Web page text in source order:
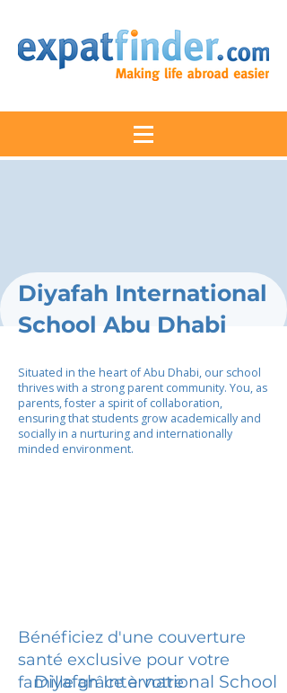
Diyafah International
School Abu Dhabi
Situated in the heart of Abu Dhabi, our school
thrives with a strong parent community. You, as
parents, foster a spirit of collaboration,
ensuring that students grow academically and
socially in a nurturing and internationally
minded environment.
Bénéficiez d'une couverture
santé exclusive pour votre
famille grâce à votre
Diyafah International School